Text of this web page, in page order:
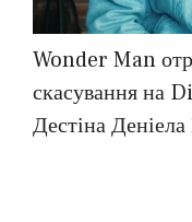
Wonder Man
скасування на
Дестіна